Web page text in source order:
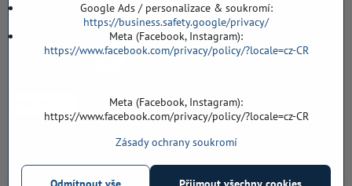
Google Ads / personalizace & soukromí:
https://business.safety.google/privacy/
Meta (Facebook, Instagram):
https://www.facebook.com/privacy/policy/?locale=cz-CR
Meta (Facebook, Instagram):
https://www.facebook.com/privacy/policy/?locale=cz-CR
Zásady ochrany soukromí